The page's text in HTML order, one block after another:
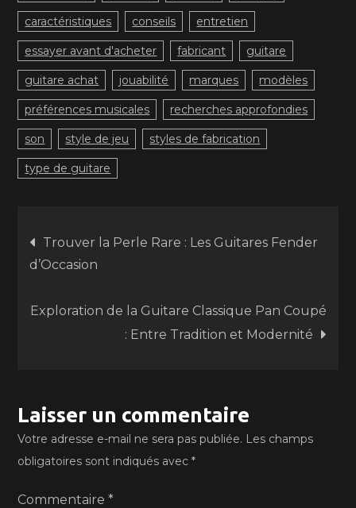
caractéristiques conseils entretien
essayer avant d'acheter fabricant guitare
guitare achat jouabilité marques modèles
préférences musicales recherches approfondies
son style de jeu styles de fabrication
type de guitare
Navigation
de
l’article
Trouver la Perle Rare : Les Guitares Fender
d’Occasion
Exploration de la Guitare Classique Pan Coupé
: Entre Tradition et Modernité
Laisser un commentaire
Votre adresse e-mail ne sera pas publiée. Les champs
obligatoires sont indiqués avec*
Commentaire*